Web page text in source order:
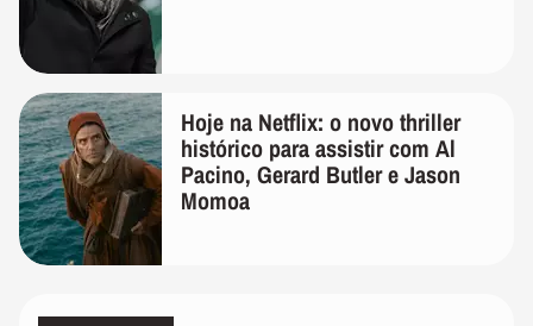
Hoje na Netflix: o novo thriller
histórico para assistir com Al
Pacino, Gerard Butler e Jason
Momoa